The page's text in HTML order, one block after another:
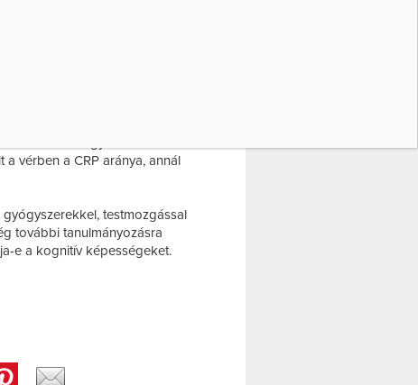
gondolkodás a vérben
és az agyban lévő
még nem világos, hogy
– olvasható a
tanulmányban.
év volt, az alanyok egyikénél
a szélütés vagy demencia. A
vérben a CRP aránya, annál
testmozgással
további tanulmányozásra
e a kognitív képességeket.